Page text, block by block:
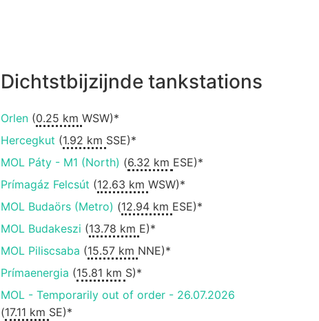
Dichtstbijzijnde tankstations
Orlen(0.25 km WSW)*
Hercegkut (1.92 km SSE)*
MOL Páty - M1 (North) (6.32 km ESE)*
Prímagáz Felcsút (12.63 km WSW)*
MOL Budaörs (Metro) (12.94 km ESE)*
MOL Budakeszi (13.78 km E)*
MOL Piliscsaba (15.57 km NNE)*
Prímaenergia (15.81 km S)*
MOL - Temporarily out of order - 26.07.2026
(17.11 km SE)*